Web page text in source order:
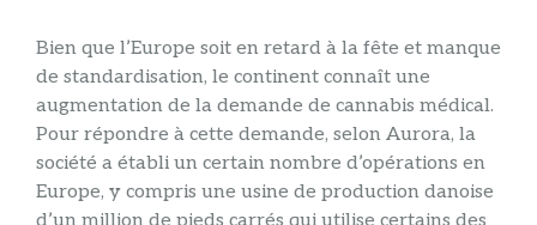
Bien que l’Europe soit en retard à la fête et manque
de standardisation, le continent connaît une
augmentation de la demande de cannabis médical.
Pour répondre à cette demande, selon Aurora, la
société a établi un certain nombre d’opérations en
Europe, y compris une usine de production danoise
d’un million de pieds carrés qui utilise certains des